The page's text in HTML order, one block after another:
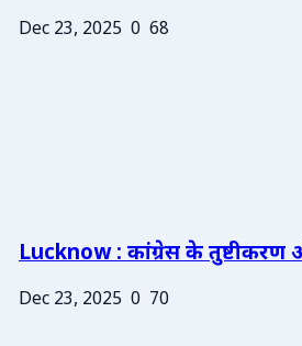
Dec 23, 2025 0 68
Lucknow : कांग्रेस के तुष्टीकरण
Dec 23, 2025 0 70